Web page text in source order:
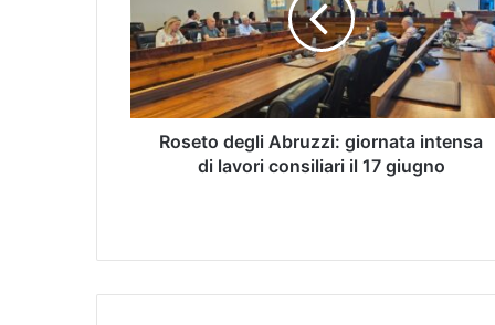
Roseto degli Abruzzi: giornata intensa
di lavori consiliari il 17 giugno